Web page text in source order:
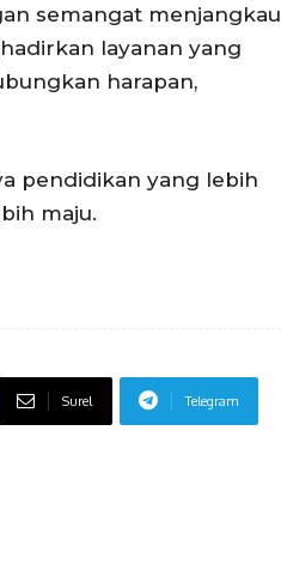
semangat menjangkau
layanan yang
harapan,
pendidikan yang lebih
maju.
Surel Telegram